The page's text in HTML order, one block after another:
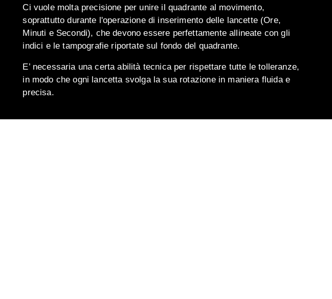
Ci vuole molta precisione per unire il quadrante al movimento,
soprattutto durante l'operazione di inserimento delle lancette (Ore,
Minuti e Secondi), che devono essere perfettamente allineate con gli
indici e le tampografie riportate sul fondo del quadrante.
E’ necessaria una certa abilità tecnica per rispettare tutte le tolleranze,
in modo che ogni lancetta svolga la sua rotazione in maniera fluida e
precisa.